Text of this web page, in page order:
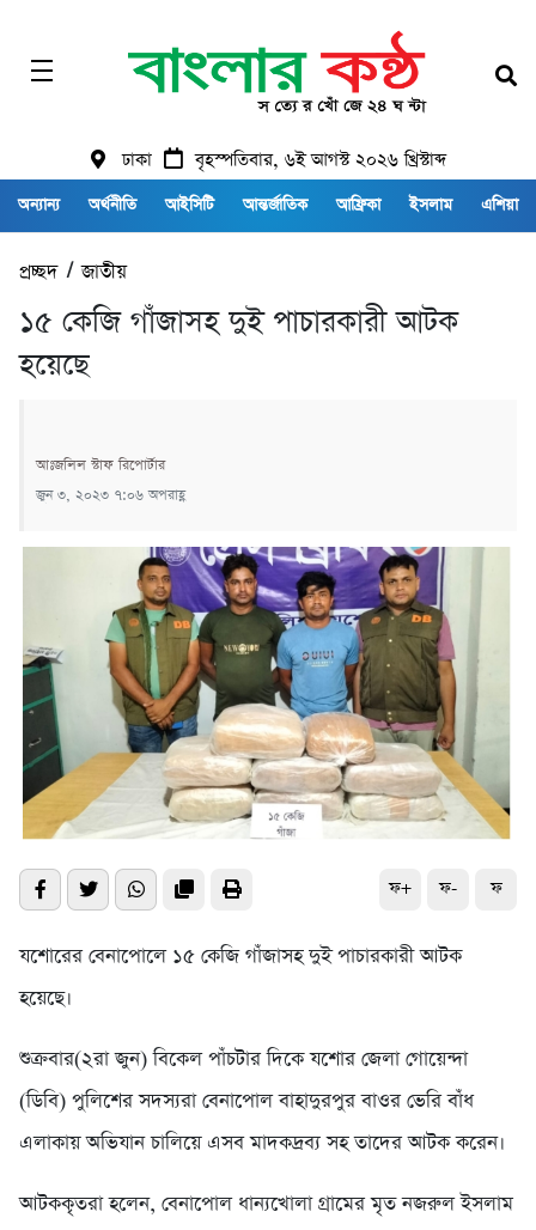
ঢাকা বৃহস্পতিবার, ৬ই আগস্ট ২০২৬ খ্রিস্টাব্দ
অন্যান্য অর্থনীতি আইসিটি আন্তর্জাতিক আফ্রিকা ইসলাম এশিয়া
প্রচ্ছদ/জাতীয়
১৫ কেজি গাঁজাসহ দুই পাচারকারী আটক
হয়েছে
আঃজলিল স্টাফ রিপোর্টার
জুন ৩, ২০২৩ ৭:০৬ অপরাহ্ণ
ফ+ ফ- ফ
যশোরের বেনাপোলে ১৫ কেজি গাঁজাসহ দুই পাচারকারী আটক
হয়েছে।
শুক্রবার(২রা জুন) বিকেল পাঁচটার দিকে যশোর জেলা গোয়েন্দা
(ডিবি) পুলিশের সদস্যরা বেনাপোল বাহাদুরপুর বাওর ভেরি বাঁধ
এলাকায় অভিযান চালিয়ে এসব মাদকদ্রব্য সহ তাদের আটক করেন।
আটককৃতরা হলেন, বেনাপোল ধান্যখোলা গ্রামের মৃত নজরুল ইসলাম